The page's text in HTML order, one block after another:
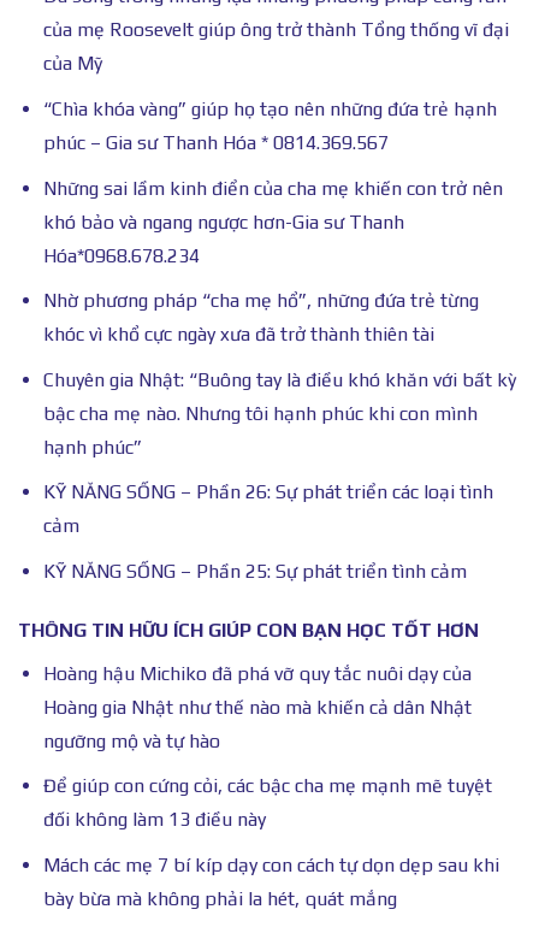
của mẹ Roosevelt giúp ông trở thành Tổng thống vĩ đại
của Mỹ
“Chìa khóa vàng” giúp họ tạo nên những đứa trẻ hạnh
phúc – Gia sư Thanh Hóa * 0814.369.567
Những sai lầm kinh điển của cha mẹ khiến con trở nên
khó bảo và ngang ngược hơn-Gia sư Thanh
Hóa*0968.678.234
Nhờ phương pháp “cha mẹ hổ”, những đứa trẻ từng
khóc vì khổ cực ngày xưa đã trở thành thiên tài
Chuyên gia Nhật: “Buông tay là điều khó khăn với bất kỳ
bậc cha mẹ nào. Nhưng tôi hạnh phúc khi con mình
hạnh phúc”
KỸ NĂNG SỐNG – Phần 26: Sự phát triển các loại tình
cảm
KỸ NĂNG SỐNG – Phần 25: Sự phát triển tình cảm
THÔNG TIN HỮU ÍCH GIÚP CON BẠN HỌC TỐT HƠN
Hoàng hậu Michiko đã phá vỡ quy tắc nuôi dạy của
Hoàng gia Nhật như thế nào mà khiến cả dân Nhật
ngưỡng mộ và tự hào
Để giúp con cứng cỏi, các bậc cha mẹ mạnh mẽ tuyệt
đối không làm 13 điều này
Mách các mẹ 7 bí kíp dạy con cách tự dọn dẹp sau khi
bày bừa mà không phải la hét, quát mắng